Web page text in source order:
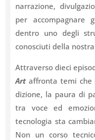
narrazione,
per accompagnare
dentro uno degli
conosciuti della
Attraverso dieci
Artaffronta temi che
dizione, la paura di
tra voce ed
tecnologia sta
Non un corso